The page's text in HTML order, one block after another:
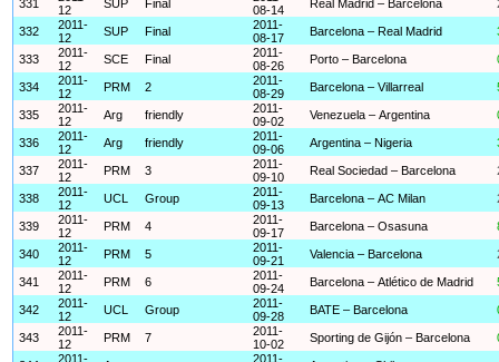
331
12
SUP Final
08-14
Real Madrid – Barcelona
332
2011-
12
SUP Final
2011-
08-17
Barcelona – Real Madrid
333
2011-
12
SCE Final
2011-
08-26
Porto – Barcelona
334
2011-
12
PRM 2
2011-
08-29
Barcelona – Villarreal
335
2011-
12
Arg friendly
2011-
09-02
Venezuela – Argentina
336
2011-
12
Arg friendly
2011-
09-06
Argentina – Nigeria
337
2011-
12
PRM 3
2011-
09-10
Real Sociedad – Barcelona
338
2011-
12
UCL Group
2011-
09-13
Barcelona – AC Milan
339
2011-
12
PRM 4
2011-
09-17
Barcelona – Osasuna
340
2011-
12
PRM 5
2011-
09-21
Valencia – Barcelona
341
2011-
12
PRM 6
2011-
09-24
Barcelona – Atlético de Madrid
342
2011-
12
UCL Group
2011-
09-28
BATE – Barcelona
343
2011-
12
PRM 7
2011-
10-02
Sporting de Gijón – Barcelona
2011-
2011-